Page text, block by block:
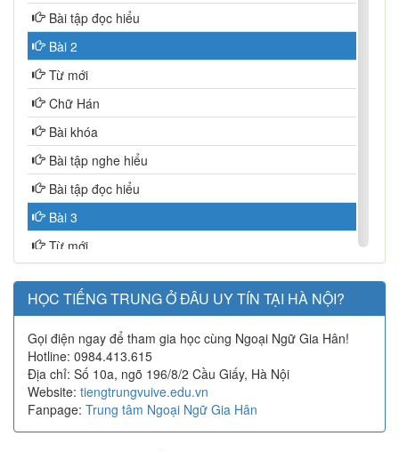
Bài tập đọc hiểu
Bài 2
Từ mới
Chữ Hán
Bài khóa
Bài tập nghe hiểu
Bài tập đọc hiểu
Bài 3
Từ mới
Ngữ pháp
Bài khóa
Bài tập nghe hiểu
Bài tập đọc hiểu
Bài 4
HỌC TIẾNG TRUNG Ở ĐÂU UY TÍN TẠI HÀ NỘI?
Gọi điện ngay để tham gia học cùng Ngoại Ngữ Gia Hân!
Hotline: 0984.413.615
Địa chỉ: Số 10a, ngõ 196/8/2 Cầu Giấy, Hà Nội
Website: tiengtrungvuive.edu.vn
Fanpage: Trung tâm Ngoại Ngữ Gia Hân